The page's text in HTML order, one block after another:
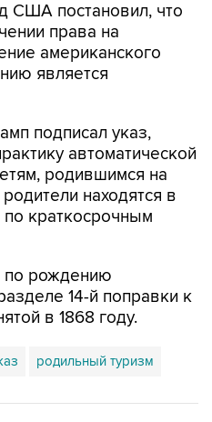
США постановил, что
права на
американского
является
подписал указ,
автоматической
родившимся на
находятся в
по краткосрочным
по рождению
14-й поправки к
в 1868 году.
родильный туризм